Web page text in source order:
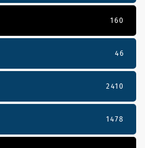
160
46
2410
1478